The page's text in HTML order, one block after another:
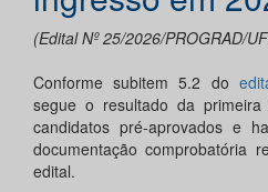
(Edital Nº 25/2026/PROGRAD/
Conforme subitem 5.2 do
segue o resultado da
candidatos pré-aprovados e
documentação comprobatória
edital.